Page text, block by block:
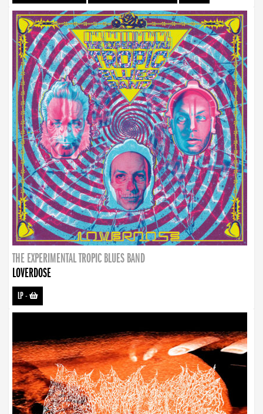
THE EXPERIMENTAL TROPIC BLUES BAND
LOVERDOSE
LP-